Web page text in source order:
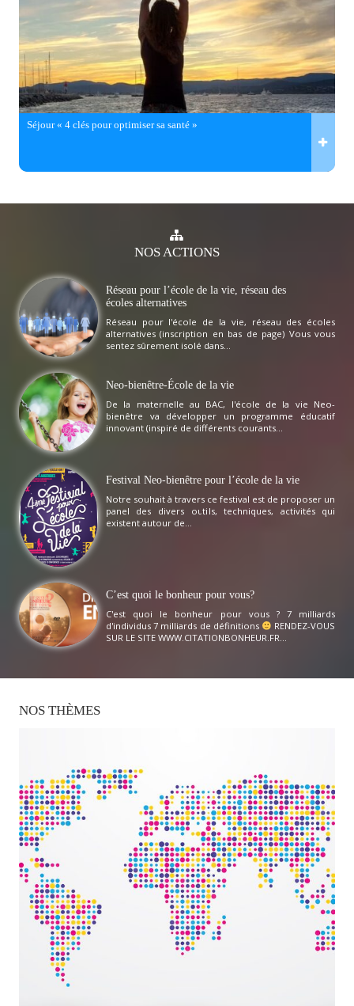
Séjour « 4 clés pour optimiser sa santé »
NOSACTIONS
Réseau pour l’école de la vie, réseau des
écoles alternatives
Réseau pour l'école de la vie, réseau des écoles
alternatives (inscription en bas de page) Vous vous
sentez sûrement isolé dans...
Neo-bienêtre-École de la vie
De la maternelle au BAC, l'école de la vie Neo-
bienêtre va développer un programme éducatif
innovant (inspiré de différents courants...
Festival Neo-bienêtre pour l’école de la vie
Notre souhait à travers ce festival est de proposer un
panel des divers outils, techniques, activités qui
existent autour de...
C’est quoi le bonheur pour vous?
C'est quoi le bonheur pour vous ? 7 milliards
d'individus 7 milliards de définitions
RENDEZ-VOUS
SUR LE SITE WWW.CITATIONBONHEUR.FR...
NOS THÈMES